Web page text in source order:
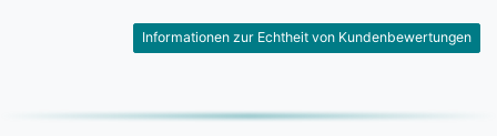
Informationen zur Echtheit von Kundenbewertungen